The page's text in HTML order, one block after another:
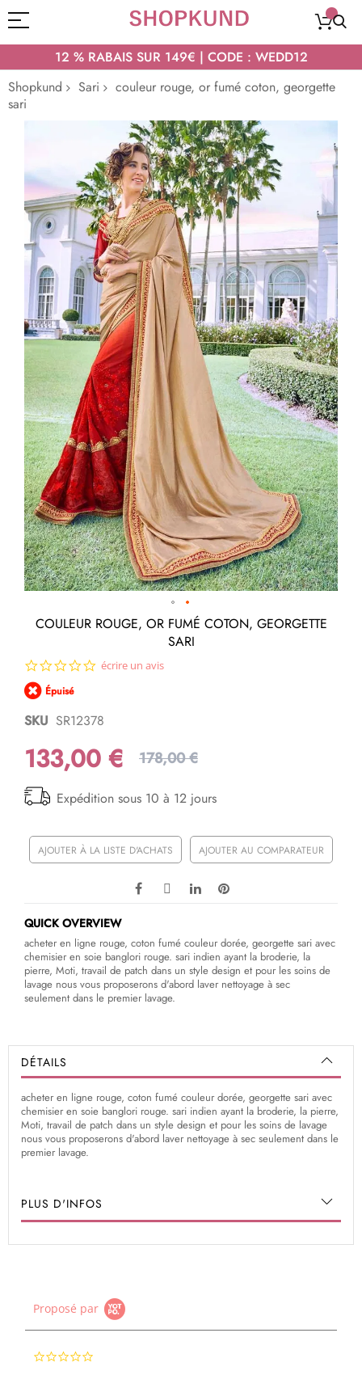
12 % RABAIS SUR 149€ | CODE : WEDD12
Shopkund
Sari
couleur rouge, or fumé coton, georgette
sari
de
galerie
d’images
Passer
de
la
Galerie
d’images
COULEUR ROUGE, OR FUMÉ COTON, GEORGETTE
SARI
0.0
écrire un avis
Épuisé
SKU SR12378
133,00 € 178,00 €
Expédition sous 10 à 12 jours
AJOUTER À LA LISTE D'ACHATS AJOUTER AU COMPARATEUR
QUICK OVERVIEW
acheter en ligne rouge, coton fumé couleur dorée, georgette sari avec
chemisier en soie banglori rouge. sari indien ayant la broderie, la
pierre, Moti, travail de patch dans un style design et pour les soins de
lavage nous vous proposerons d'abord laver nettoyage à sec
seulement dans le premier lavage.
DÉTAILS
acheter en ligne rouge, coton fumé couleur dorée, georgette sari avec
chemisier en soie banglori rouge. sari indien ayant la broderie, la pierre,
Moti, travail de patch dans un style design et pour les soins de lavage
nous vous proposerons d'abord laver nettoyage à sec seulement dans le
premier lavage.
PLUS D'INFOS
Proposé par